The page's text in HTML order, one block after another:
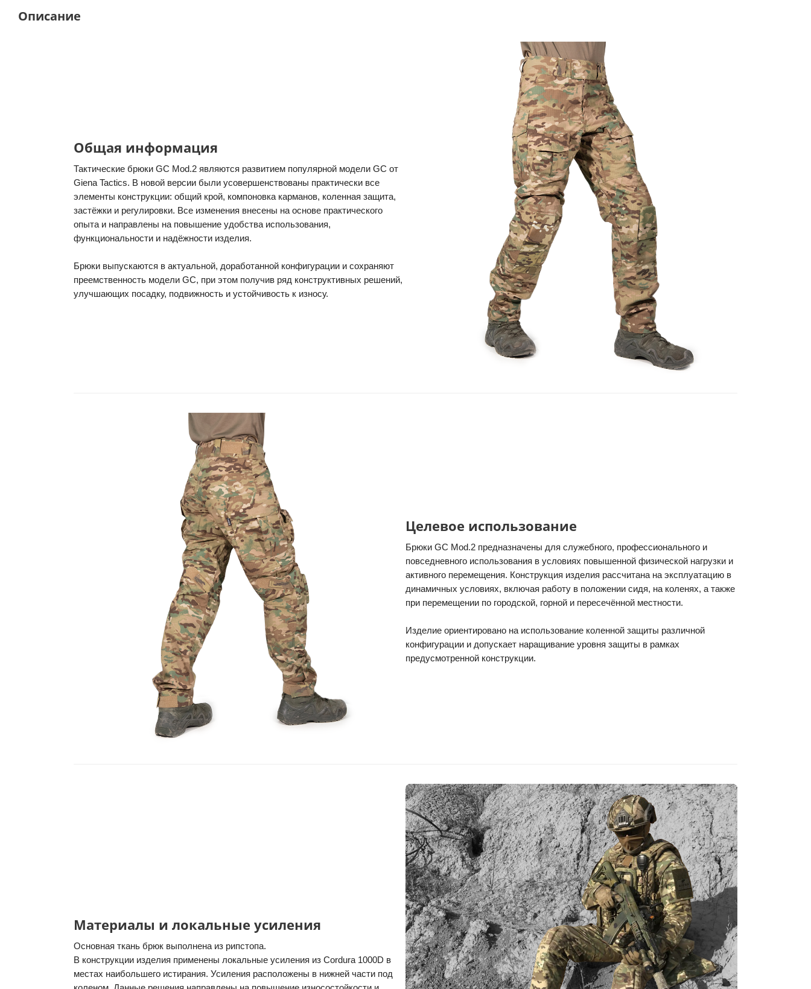
Описание
Общая информация
Тактические брюки GC Mod.2 являются развитием популярной модели GC от
Giena Tactics. В новой версии были усовершенствованы практически все
элементы конструкции: общий крой, компоновка карманов, коленная защита,
застёжки и регулировки. Все изменения внесены на основе практического
опыта и направлены на повышение удобства использования,
функциональности и надёжности изделия.
Брюки выпускаются в актуальной, доработанной конфигурации и сохраняют
преемственность модели GC, при этом получив ряд конструктивных решений,
улучшающих посадку, подвижность и устойчивость к износу.
Целевое использование
Брюки GC Mod.2 предназначены для служебного, профессионального и
повседневного использования в условиях повышенной физической нагрузки и
активного перемещения. Конструкция изделия рассчитана на эксплуатацию в
динамичных условиях, включая работу в положении сидя, на коленях, а также
при перемещении по городской, горной и пересечённой местности.
Изделие ориентировано на использование коленной защиты различной
конфигурации и допускает наращивание уровня защиты в рамках
предусмотренной конструкции.
Материалы и локальные усиления
Основная ткань брюк выполнена из рипстопа.
В конструкции изделия применены локальные усиления из Cordura 1000D в
местах наибольшего истирания. Усиления расположены в нижней части под